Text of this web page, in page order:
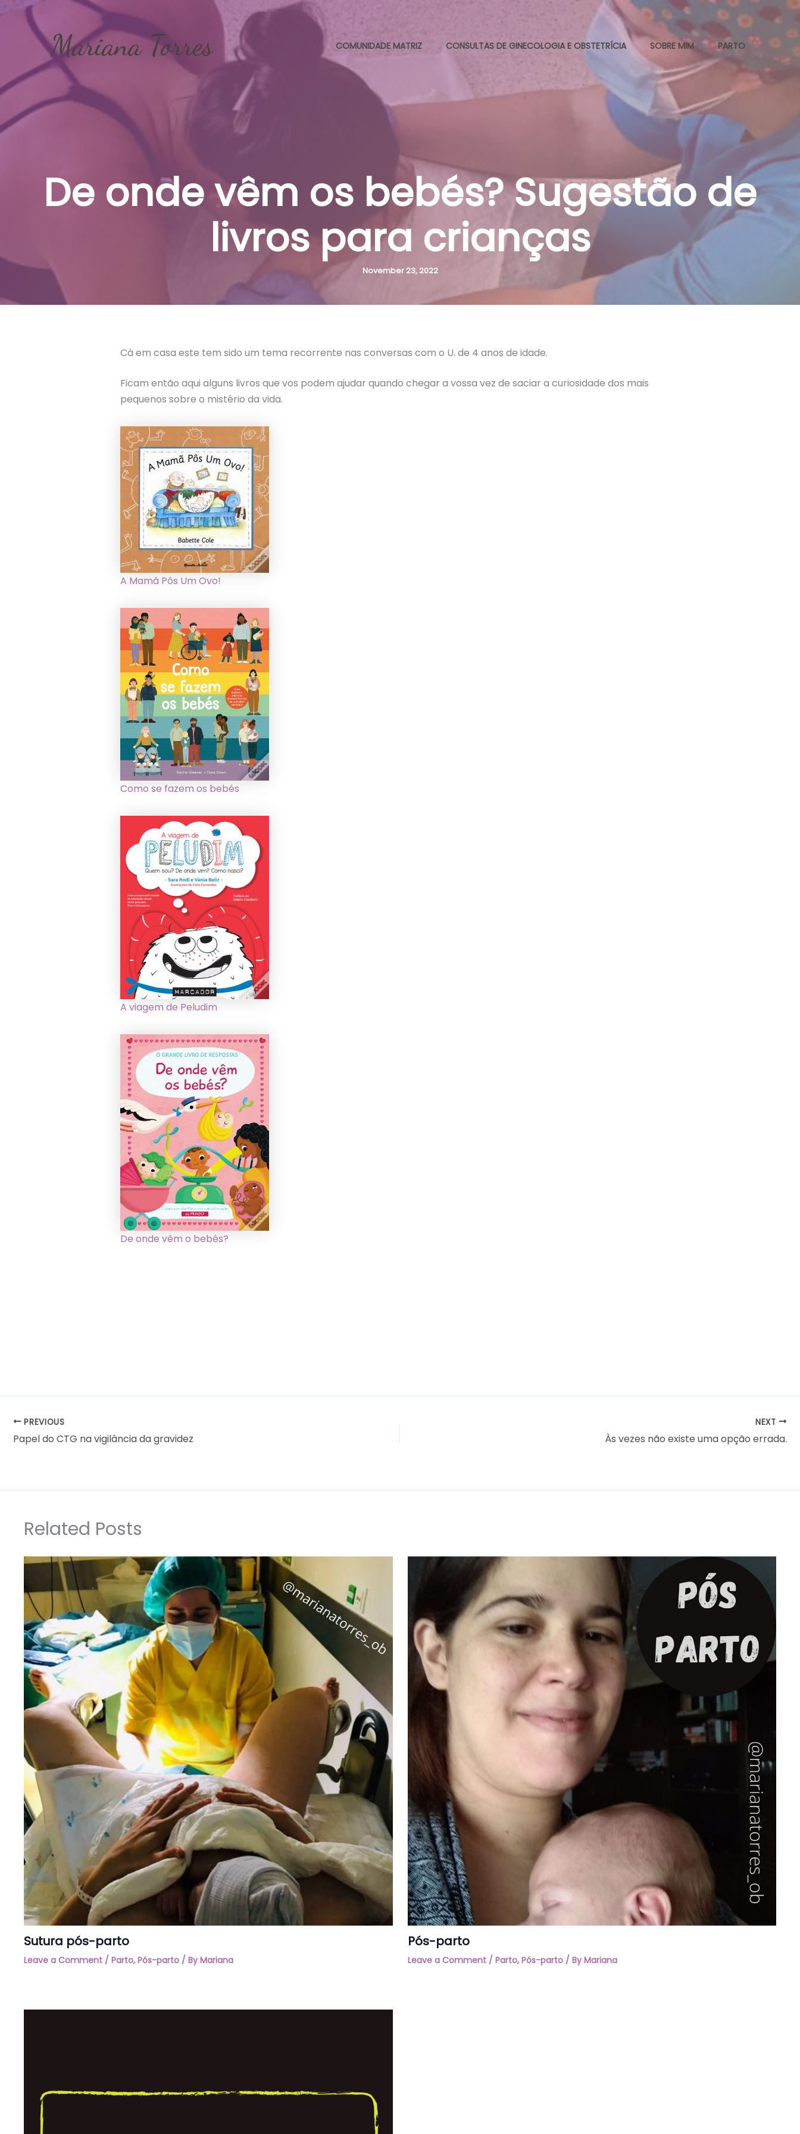
content
COMUNIDADE MATRIZ CONSULTAS DE GINECOLOGIA E OBSTETRÍCIA SOBRE MIM PARTO
De onde vêm os bebés? Sugestão de
livros para crianças
November 23, 2022
Cá em casa este tem sido um tema recorrente nas conversas com o U. de 4 anos de idade.
Ficam então aqui alguns livros que vos podem ajudar quando chegar a vossa vez de saciar a curiosidade dos mais
pequenos sobre o mistério da vida.
A Mamã Pôs Um Ovo!
Como se fazem os bebés
A viagem de Peludim
De onde vêm o bebés?
PREVIOUS
Papel do CTG na vigilância da gravidez
NEXT
Às vezes não existe uma opção errada.
Related Posts
Sutura pós-parto
Leave a Comment / Parto, Pós-parto / By Mariana
Pós-parto
Leave a Comment / Parto, Pós-parto/ By Mariana